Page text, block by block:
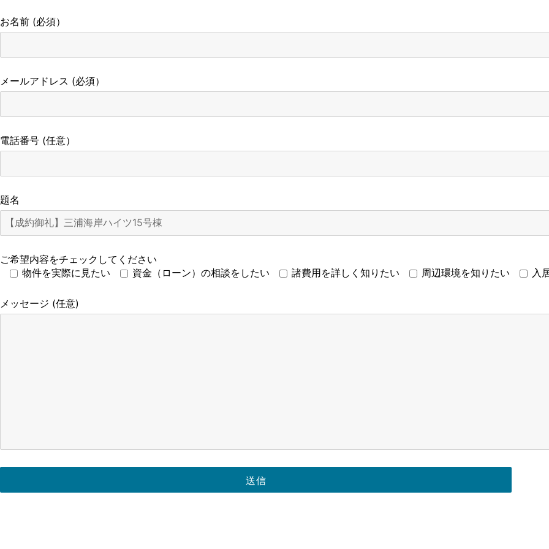
お名前 (必須）
メールアドレス (必須）
電話番号 (任意）
題名
ご希望内容をチェックしてください
物件を実際に見たい
資金（ローン）の相談をしたい 諸費用を詳しく知りたい 周辺環境を知りたい 入
メッセージ (任意)